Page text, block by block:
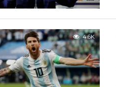
4.6K